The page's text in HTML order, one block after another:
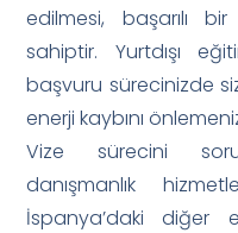
edilmesi, başarılı
sahiptir. Yurtdışı
başvuru sürecinizde
enerji kaybını
Vize sürecini
danışmanlık
İspanya’daki diğer